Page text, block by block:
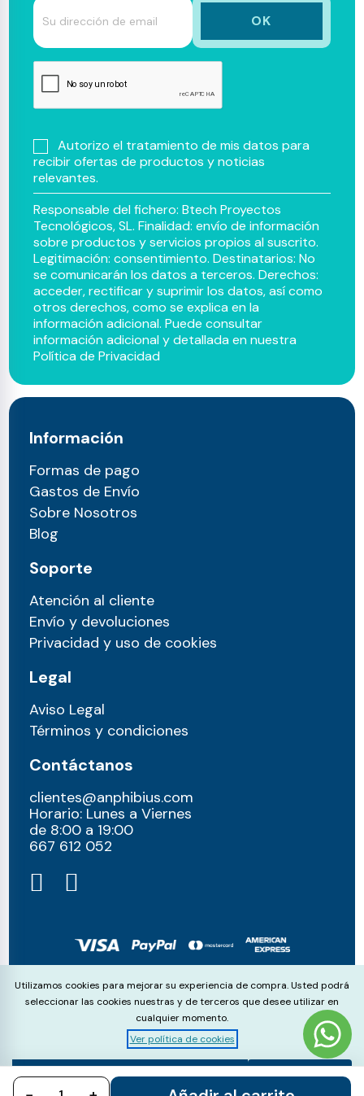
Autorizo el tratamiento de mis datos para
recibir ofertas de productos y noticias
relevantes.
Responsable del fichero: Btech Proyectos
Tecnológicos, SL. Finalidad: envío de información
sobre productos y servicios propios al suscrito.
Legitimación: consentimiento. Destinatarios: No
se comunicarán los datos a terceros. Derechos:
acceder, rectificar y suprimir los datos, así como
otros derechos, como se explica en la
información adicional. Puede consultar
información adicional y detallada en nuestra
Política de Privacidad
Información
Formas de pago
Gastos de Envío
Sobre Nosotros
Blog
Soporte
Atención al cliente
Envío y devoluciones
Privacidad y uso de cookies
Legal
Aviso Legal
Términos y condiciones
Contáctanos
clientes@anphibius.com
Horario: Lunes a Viernes
de 8:00 a 19:00
667 612 052​
© anphibius, 2026
Pago 100% seguros con:
Cookie Consent
Utilizamos cookies para mejorar su experiencia de compra. Usted podrá
seleccionar las cookies nuestras y de terceros que desee utilizar en
cualquier momento.
Ver política de cookies
Aceptar
Rechazar
Configurar